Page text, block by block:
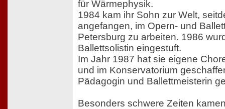
für Wärmephysik.
1984 kam ihr Sohn zur Welt,
angefangen, im Opern- und
Petersburg zu arbeiten. 1986
Ballettsolistin eingestuft.
Im Jahr 1987 hat sie eigene
und im Konservatorium
Pädagogin und Ballettmeisterin
Besonders schwere Zeiten